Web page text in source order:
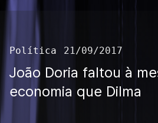
Política 21/09/2017
João Doria faltou à
economia que Dilma